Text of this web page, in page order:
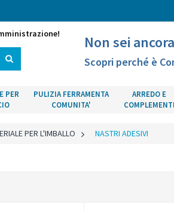
Non sei
Scopri perché è
PER
PULIZIA FERRAMENTA
COMUNITA'
ARREDO E
COMPLEMENTI
PER L'IMBALLO > NASTRI ADESIVI